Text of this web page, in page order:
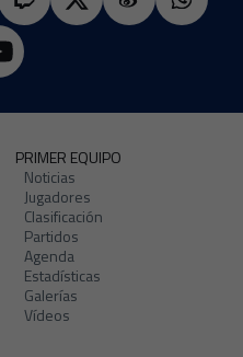
PRIMER EQUIPO
Noticias
Jugadores
Clasificación
Partidos
Agenda
Estadísticas
Galerías
Vídeos